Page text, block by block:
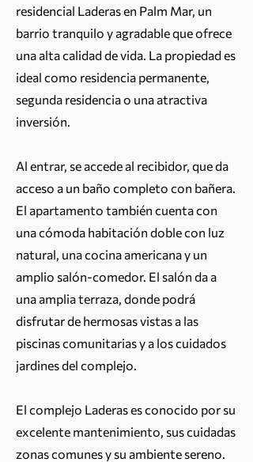
residencial Laderas en Palm Mar, un
barrio tranquilo y agradable que ofrece
una alta calidad de vida. La propiedad es
ideal como residencia permanente,
segunda residencia o una atractiva
inversión.
Al entrar, se accede al recibidor, que da
acceso a un baño completo con bañera.
El apartamento también cuenta con
una cómoda habitación doble con luz
natural, una cocina americana y un
amplio salón-comedor. El salón da a
una amplia terraza, donde podrá
disfrutar de hermosas vistas a las
piscinas comunitarias y a los cuidados
jardines del complejo.
El complejo Laderas es conocido por su
excelente mantenimiento, sus cuidadas
zonas comunes y su ambiente sereno.